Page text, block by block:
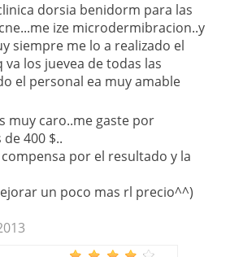
dorsia benidorm para las
ize microdermibracion..y
siempre me lo a realizado el
los juevea de todas las
el personal ea muy amable
muy caro..me gaste por
400 $..
por el resultado y la
un poco mas rl precio^^)